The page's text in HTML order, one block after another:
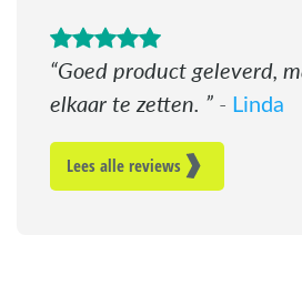
Goed product geleverd,
elkaar te zetten.
- Linda
Lees alle reviews